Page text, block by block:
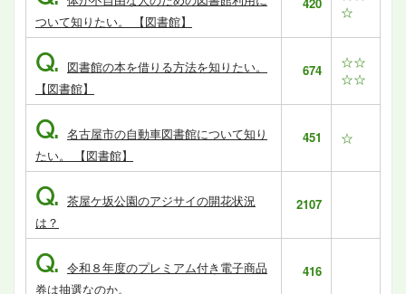
ついて知りたい。 【図書館】
☆
Q. 図書館の本を借りる方法を知りたい。
【図書館】
674
☆☆
☆☆
Q. 名古屋市の自動車図書館について知り
たい。 【図書館】
451 ☆
Q. 茶屋ケ坂公園のアジサイの開花状況
は？
2107
Q. 令和８年度のプレミアム付き電子商品
券は抽選なのか。
416